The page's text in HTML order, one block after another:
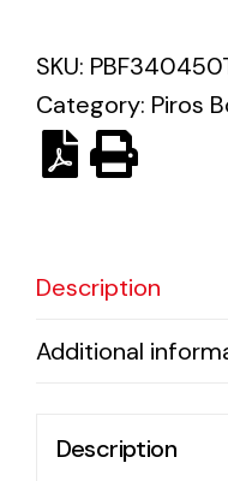
Solar lighting
Variety of solar
SKU:
Category: Piros
Description
Additional
Description